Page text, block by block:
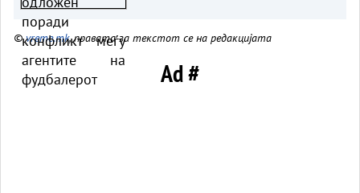
©vreme.mk, правата за текстот се на редакцијата
Ad #